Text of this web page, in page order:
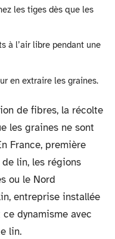
les tiges dès que les
à l’air libre pendant une
en extraire les graines.
de fibres, la récolte
les graines ne sont
France, première
lin, les régions
ou le Nord
entreprise installée
dynamisme avec
lin.